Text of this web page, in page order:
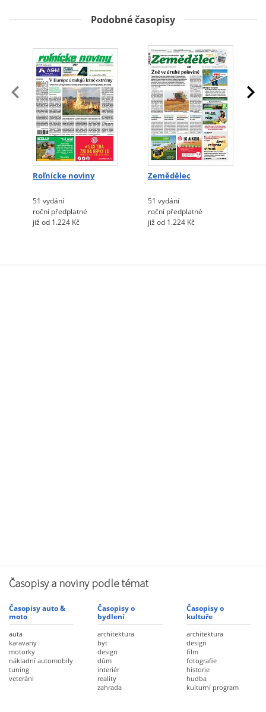
Podobné časopisy
Roľnícke noviny
51 vydání
roční předplatné
již od 1.224 Kč
Zemědělec
51 vydání
roční předplatné
již od 1.224 Kč
Časopisy a noviny podle témat
Časopisy auto &
moto
auta
karavany
motorky
nákladní automobily
tuning
veteráni
Časopisy o
bydlení
architektura
byt
design
dům
interiér
reality
zahrada
Časopisy o
kultuře
architektura
design
film
fotografie
historie
hudba
kulturní program